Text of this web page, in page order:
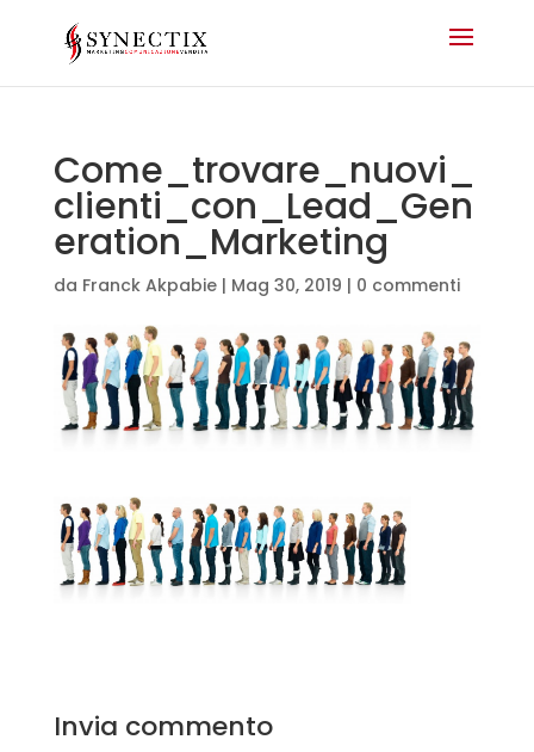
Come_trovare_nuovi_
clienti_con_Lead_Gen
eration_Marketing
da Franck Akpabie| Mag 30, 2019 | 0 commenti
Invia commento